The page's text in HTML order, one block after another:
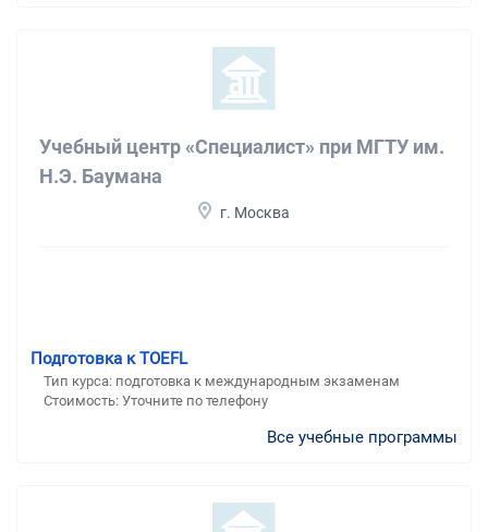
Учебный центр «Специалист» при МГТУ им.
Н.Э. Баумана
г. Москва
Подготовка к TOEFL
Тип курса: подготовка к международным экзаменам
Стоимость: Уточните по телефону
Все учебные программы